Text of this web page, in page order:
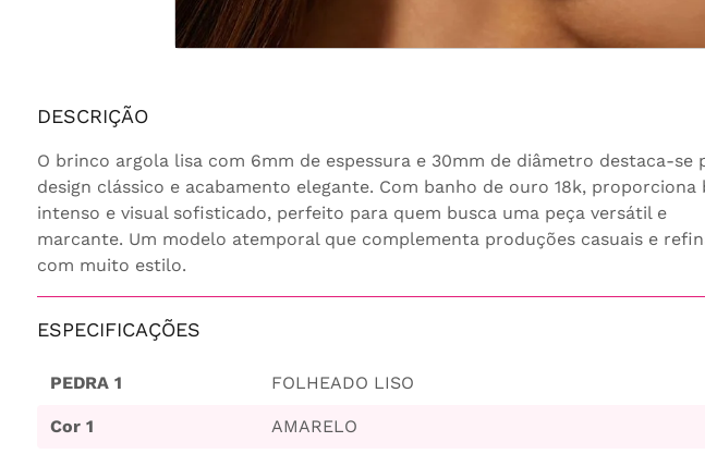
DESCRIÇÃO
O brinco argola lisa com 6mm de espessura e 30mm de diâmetro destaca-se
design clássico e acabamento elegante. Com banho de ouro 18k, proporciona
intenso e visual sofisticado, perfeito para quem busca uma peça versátil e
marcante. Um modelo atemporal que complementa produções casuais e
com muito estilo.
ESPECIFICAÇÕES
PEDRA 1 FOLHEADO LISO
Cor 1 AMARELO